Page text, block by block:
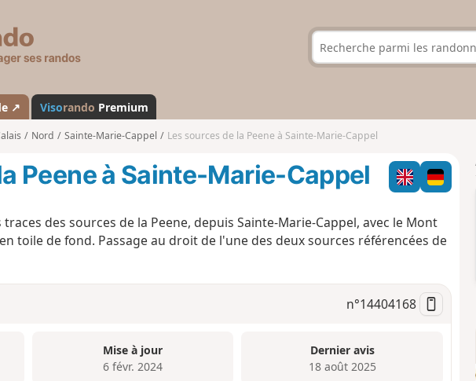
s
a
n
d
↗ Visorando Premium
Nord Sainte-Marie-Cappel Les sources de la Peene à Sainte-Marie-Cappel
Peene à Sainte-Marie-Cappel
des sources de la Peene, depuis Sainte-Marie-Cappel, avec le Mont
toile de fond. Passage au droit de l'une des deux sources référencées de
n°14404168
Mise à jour
6 févr. 2024
Dernier avis
18 août 2025